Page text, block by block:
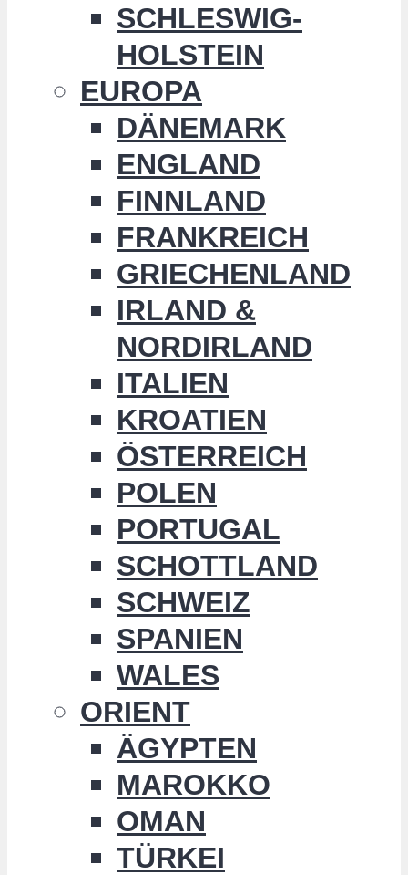
SCHLESWIG-
HOLSTEIN
EUROPA
DÄNEMARK
ENGLAND
FINNLAND
FRANKREICH
GRIECHENLAND
IRLAND &
NORDIRLAND
ITALIEN
KROATIEN
ÖSTERREICH
POLEN
PORTUGAL
SCHOTTLAND
SCHWEIZ
SPANIEN
WALES
ORIENT
ÄGYPTEN
MAROKKO
OMAN
TÜRKEI